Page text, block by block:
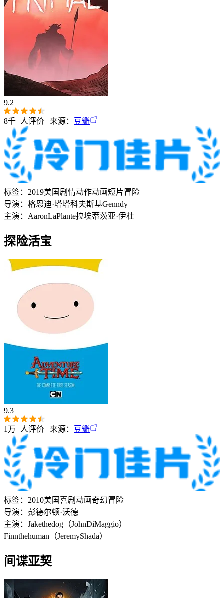
9.2
8千+人评价 | 来源： 豆瓣
标签： 2019美国 剧情动作动画短片冒险
导演： 格恩迪·塔塔科夫斯基Genndy
主演： AaronLaPlante拉埃蒂茨亚·伊杜
探险活宝
9.3
1万+人评价 | 来源： 豆瓣
标签： 2010美国喜剧 动画奇幻冒险
导演： 彭德尔顿·沃德
主演： Jakethedog（JohnDiMaggio）
Finnthehuman（JeremyShada）
间谍亚契